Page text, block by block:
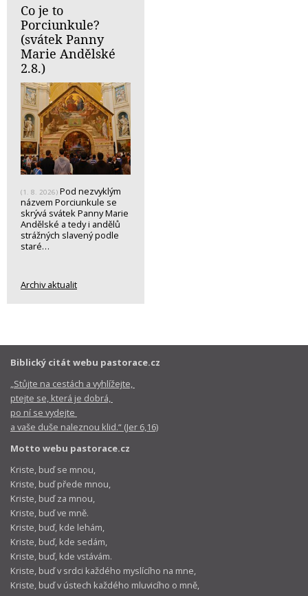
Co je to
Porciunkule?
(svátek Panny
Marie Andělské
2.8.)
(1. 8. 2026) Pod nezvyklým
názvem Porciunkule se
skrývá svátek Panny Marie
Andělské a tedy i andělů
strážných slavený podle
staré…
Archiv aktualit
Biblický citát webu pastorace.cz
„Stůjte na cestách a vyhlížejte,
ptejte se, která je dobrá,
po ní se vydejte
a vaše duše naleznou klid.“ (Jer 6,16)
Motto webu pastorace.cz
Kriste, buď se mnou,
Kriste, buď přede mnou,
Kriste, buď za mnou,
Kriste, buď ve mně.
Kriste, buď, kde lehám,
Kriste, buď, kde sedám,
Kriste, buď, kde vstávám.
Kriste, buď v srdci každého myslícího na mne,
Kriste, buď v ústech každého mluvicího o mně,